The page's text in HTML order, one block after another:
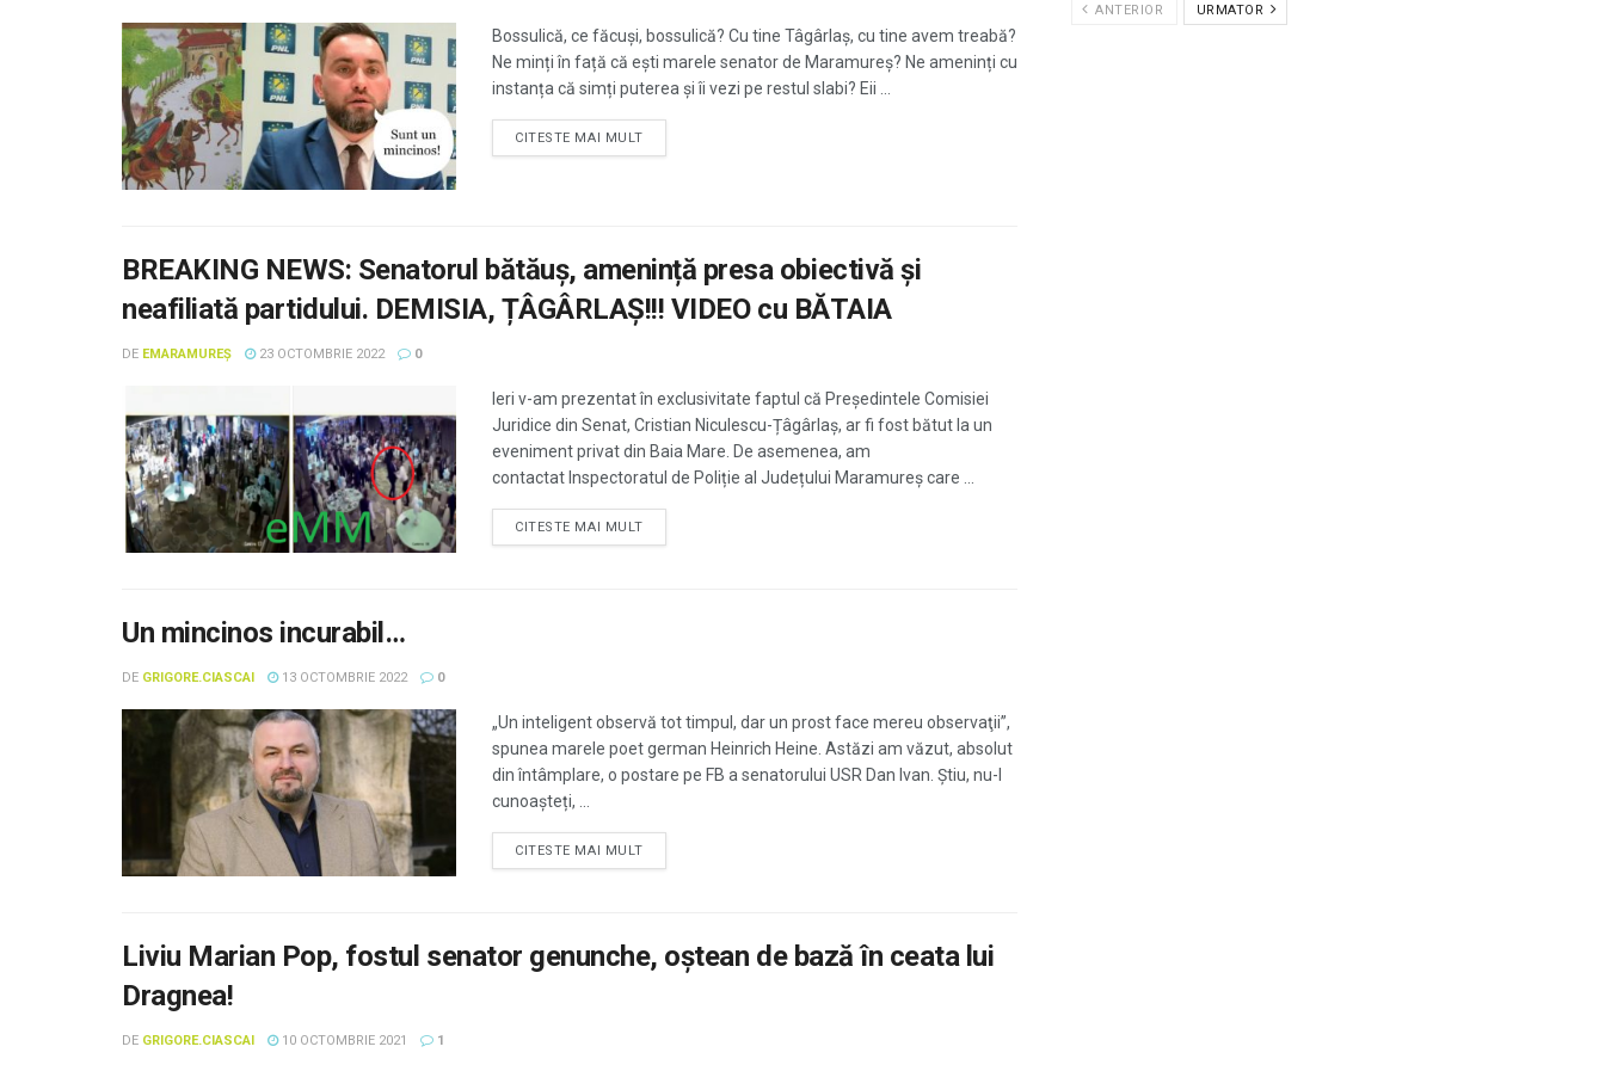
Bossulică, ce făcuși, bossulică? Cu tine Tâgârlaș, cu tine avem treabă?
Ne minți în față că ești marele senator de Maramureș? Ne ameninți cu
instanța că simți puterea și îi vezi pe restul slabi? Eii ...
CITESTE MAI MULT
BREAKING NEWS: Senatorul bătăuș, amenință presa obiectivă și
neafiliată partidului. DEMISIA, ȚÂGÂRLAȘ!!! VIDEO cu BĂTAIA
DE EMARAMUREȘ 23 OCTOMBRIE 2022 0
Ieri v-am prezentat în exclusivitate faptul că Președintele Comisiei
Juridice din Senat, Cristian Niculescu-Țâgârlaș, ar fi fost bătut la un
eveniment privat din Baia Mare. De asemenea, am
contactat Inspectoratul de Poliție al Județului Maramureș care ...
CITESTE MAI MULT
Un mincinos incurabil…
DE GRIGORE.CIASCAI 13 OCTOMBRIE 2022 0
„Un inteligent observă tot timpul, dar un prost face mereu observaţii”,
spunea marele poet german Heinrich Heine. Astăzi am văzut, absolut
din întâmplare, o postare pe FB a senatorului USR Dan Ivan. Știu, nu-l
cunoașteți, ...
CITESTE MAI MULT
Liviu Marian Pop, fostul senator genunche, oștean de bază în ceata lui
Dragnea!
DE GRIGORE.CIASCAI 10 OCTOMBRIE 2021 1
ANTERIOR URMATOR